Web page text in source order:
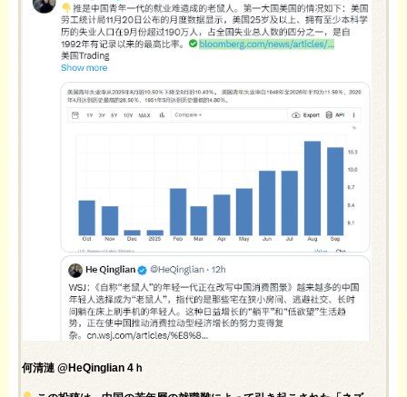
何清漣 @HeQinglian 4ｈ